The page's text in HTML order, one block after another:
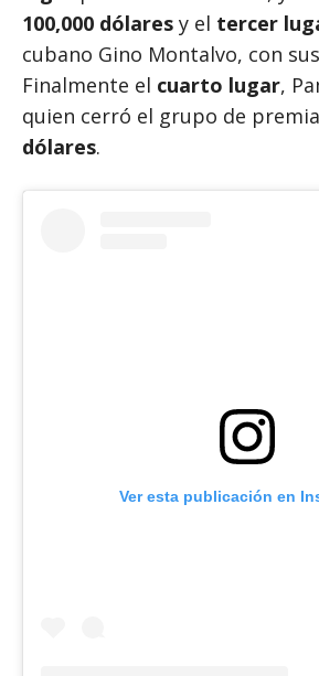
100,000 dólares y el tercer
cubano Gino Montalvo, con sus
Finalmente el cuarto lugar,
quien cerró el grupo de
dólares.
Ver esta publicación en